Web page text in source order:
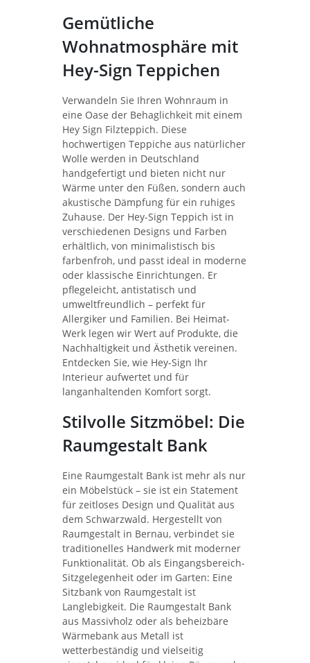
Gemütliche
Wohnatmosphäre mit
Hey-Sign Teppichen
Verwandeln Sie Ihren Wohnraum in
eine Oase der Behaglichkeit mit einem
Hey Sign Filzteppich. Diese
hochwertigen Teppiche aus natürlicher
Wolle werden in Deutschland
handgefertigt und bieten nicht nur
Wärme unter den Füßen, sondern auch
akustische Dämpfung für ein ruhiges
Zuhause. Der Hey-Sign Teppich ist in
verschiedenen Designs und Farben
erhältlich, von minimalistisch bis
farbenfroh, und passt ideal in moderne
oder klassische Einrichtungen. Er
pflegeleicht, antistatisch und
umweltfreundlich – perfekt für
Allergiker und Familien. Bei Heimat-
Werk legen wir Wert auf Produkte, die
Nachhaltigkeit und Ästhetik vereinen.
Entdecken Sie, wie Hey-Sign Ihr
Interieur aufwertet und für
langanhaltenden Komfort sorgt.
Stilvolle Sitzmöbel: Die
Raumgestalt Bank
Eine Raumgestalt Bank ist mehr als nur
ein Möbelstück – sie ist ein Statement
für zeitloses Design und Qualität aus
dem Schwarzwald. Hergestellt von
Raumgestalt in Bernau, verbindet sie
traditionelles Handwerk mit moderner
Funktionalität. Ob als Eingangsbereich-
Sitzgelegenheit oder im Garten: Eine
Sitzbank von Raumgestalt ist
Langlebigkeit. Die Raumgestalt Bank
aus Massivholz oder als beheizbäre
Wärmebank aus Metall ist
wetterbeständig und vielseitig